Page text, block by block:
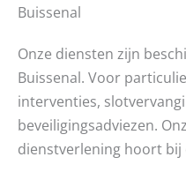
Buissenal
Onze diensten zijn
Buissenal. Voor
interventies,
beveiligingsadviezen.
dienstverlening hoort